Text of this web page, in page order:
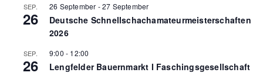
SEP.
26
26 September -27 September
Deutsche Schnellschachamateurmeisterschaften
2026
SEP.
26
9:00 - 12:00
Lengfelder Bauernmarkt I Faschingsgesellschaft